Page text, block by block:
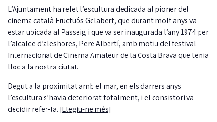
L’Ajuntament ha refet l’escultura dedicada al pioner del
cinema català Fructuós Gelabert, que durant molt anys va
estar ubicada al Passeig i que va ser inaugurada l’any 1974 per
l’alcalde d’aleshores, Pere Albertí, amb motiu del festival
Internacional de Cinema Amateur de la Costa Brava que tenia
lloc a la nostra ciutat.
Degut a la proximitat amb el mar, en els darrers anys
l’escultura s’havia deteriorat totalment, i el consistori va
decidir refer-la. [Llegiu-ne més]